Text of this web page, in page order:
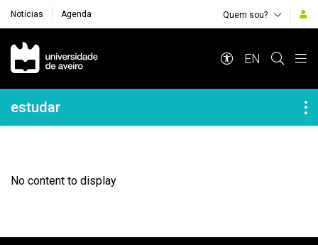
Notícias Agenda Quem sou?
Navegação Principal
EN
Navegação Lateral
estudar
No content to display